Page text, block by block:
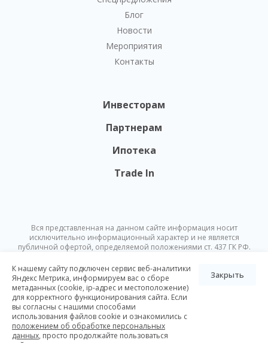
Блог
Новости
Мероприятия
Контакты
Инвесторам
Партнерам
Ипотека
Trade In
Вся представленная на данном сайте информация носит
исключительно информационный характер и не является
публичной офертой, определяемой положениями ст. 437 ГК РФ.
изменена в любое время без предварительного уведомления.
© Nikoliers 2026
Положение об обработке персональных данных
Разработка Pictus
К нашему сайту подключен сервис веб-аналитики
Яндекс Метрика, информируем вас о сборе
метаданных (cookie, ip-адрес и местоположение)
для корректного функционирования сайта. Если
вы согласны с нашими способами
использования файлов cookie и ознакомились с
положением об обработке персональных
данных, просто продолжайте пользоваться
Закрыть